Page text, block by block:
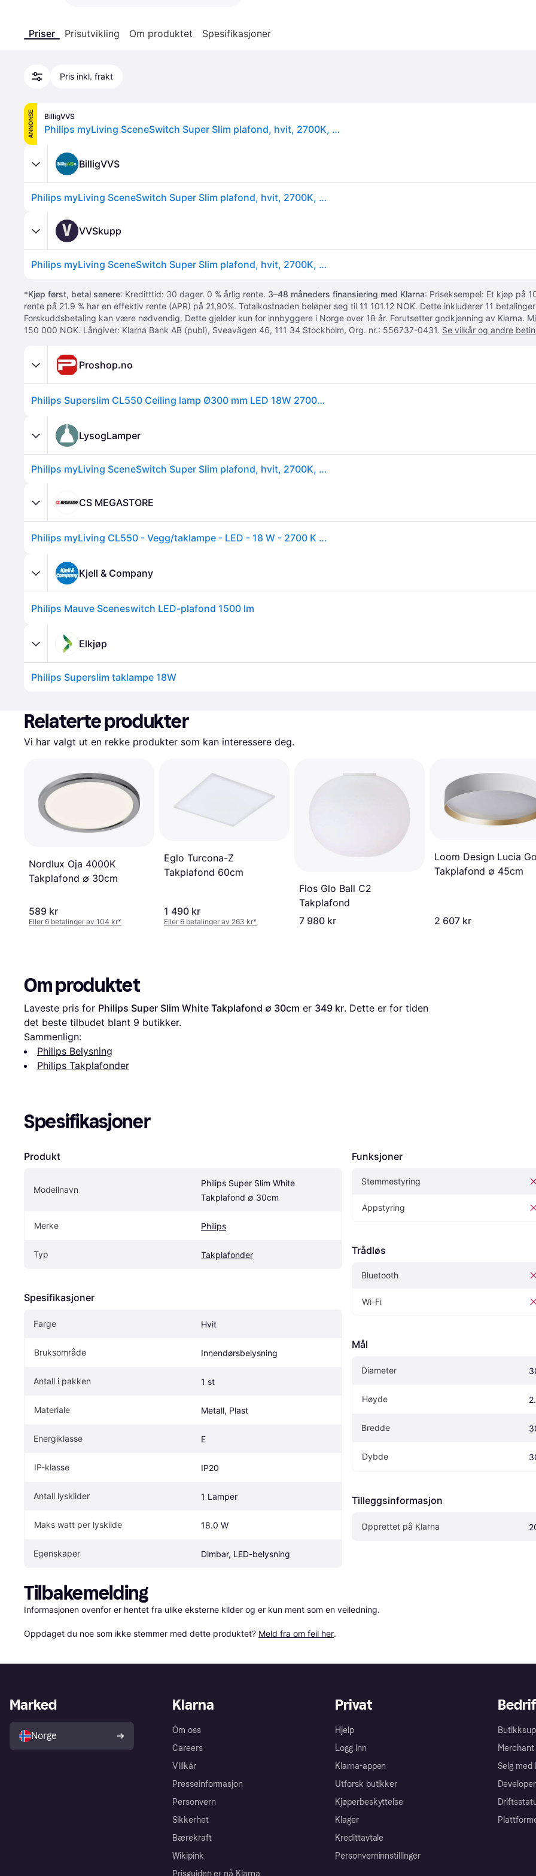
Priser Prisutvikling Om produktet Spesifikasjoner
Pris inkl. frakt
ANNONSE BilligVVS
Philips myLiving SceneSwitch Super Slim plafond, hvit, 2700K, Ø30 cm
BilligVVS
Philips myLiving SceneSwitch Super Slim plafond, hvit, 2700K, Ø30 cm
V VVSkupp
Philips myLiving SceneSwitch Super Slim plafond, hvit, 2700K, Ø30 cm
*Kjøp først, betal senere: Kreditttid: 30 dager. 0 % årlig rente. 3–48 måneders finansiering med Klarna: Priseksempel: Et kjøp på
rente på 21.9 % har en effektiv rente (APR) på 21,90%. Totalkostnaden beløper seg til 11 101.12 NOK. Dette inkluderer 11
Forskuddsbetaling kan være nødvendig. Dette gjelder kun for innbyggere i Norge over 18 år. Forutsetter godkjenning av Klarna.
150 000 NOK. Långiver: Klarna Bank AB (publ), Sveavägen 46, 111 34 Stockholm, Org. nr.: 556737-0431. Se vilkår og andre
Proshop.no
Philips Superslim CL550 Ceiling lamp Ø300 mm LED 18W 2700K SceneSwitch IP20 White
LysogLamper
Philips myLiving SceneSwitch Super Slim plafond, hvit, 2700K, Ø30 cm
CS MEGASTORE
Philips myLiving CL550 - Vegg/taklampe - LED - 18 W - 2700 K - hvit
Kjell & Company
Philips Mauve Sceneswitch LED-plafond 1500 lm
Elkjøp
Philips Superslim taklampe 18W
Relaterte produkter
Vi har valgt ut en rekke produkter som kan interessere deg.
Nordlux Oja 4000K
Takplafond ∅ 30cm
589 kr
Eller 6 betalinger av 104 kr*
Eglo Turcona-Z
Takplafond 60cm
1 490 kr
Eller 6 betalinger av 263 kr*
Flos Glo Ball C2
Takplafond
7 980 kr
Loom Design Lucia
Takplafond ∅ 45cm
2 607 kr
Om produktet
Laveste pris for Philips Super Slim White Takplafond ∅ 30cm er 349 kr. Dette er for tiden
det beste tilbudet blant 9 butikker.
Sammenlign:
Philips Belysning
Philips Takplafonder
Spesifikasjoner
Produkt
Modellnavn
Philips Super Slim White
Takplafond ∅ 30cm
Merke Philips
Typ Takplafonder
Spesifikasjoner
Farge Hvit
Bruksområde Innendørsbelysning
Antall i pakken 1 st
Materiale Metall, Plast
Energiklasse E
IP-klasse IP20
Antall lyskilder 1 Lamper
Maks watt per lyskilde 18.0 W
Egenskaper Dimbar, LED-belysning
Funksjoner
Stemmestyring
Appstyring
Trådløs
Bluetooth
Wi-Fi
Mål
Diameter
Høyde
Bredde
Dybde
Tilleggsinformasjon
Opprettet på Klarna
Tilbakemelding
Informasjonen ovenfor er hentet fra ulike eksterne kilder og er kun ment som en veiledning.
Oppdaget du noe som ikke stemmer med dette produktet? Meld fra om feil her.
Klarna
Om oss
Careers
Villkår
Presseinformasjon
Personvern
Sikkerhet
Bærekraft
Wikipink
Prisguiden er nå Klarna
Privat
Hjelp
Logg inn
Klarna-appen
Utforsk butikker
Kjøperbeskyttelse
Klager
Kredittavtale
Personverninnstillinger
Merchant
Selg med
Marked
Norge